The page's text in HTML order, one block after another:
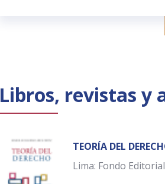
Libros, revistas y
TEORÍA DEL
Lima: Fondo